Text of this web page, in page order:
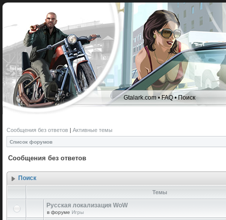
Gtalark.com •FAQ•Поиск
Сообщения без ответов | Активные темы
Список форумов
Сообщения без ответов
Поиск
Темы
Русская локализация WoW
в форуме Игры